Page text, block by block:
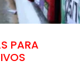
PARA